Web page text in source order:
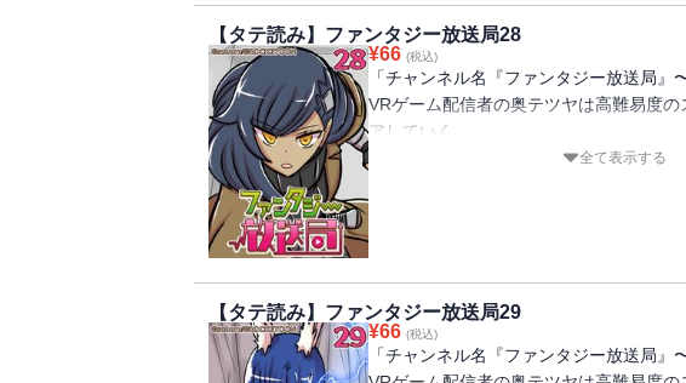
ルフの女の子と出会うが・・・。
仲間が増えたり、騎士団やら魔王軍やら
果たして無事異世界を救うことができるの
【タテ読み】ファンタジー放送局28
¥66 (税込)
「チャンネル名『ファンタジー放送局』
VRゲーム配信者の奥テツヤは高難易度の
アしていく。
そこへ突然、女神から多額の投げ銭と「
仲間が増えたり、騎士団やら魔王軍やら
果たして無事異世界を救うことができるの
全て表示する
【タテ読み】ファンタジー放送局29
¥66 (税込)
「チャンネル名『ファンタジー放送局』